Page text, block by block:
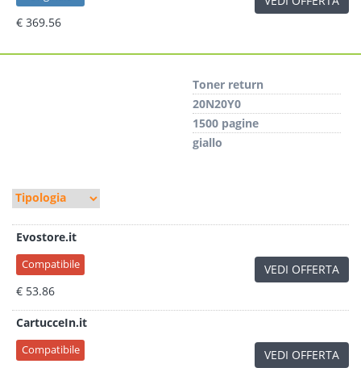
€ 369.56
Toner return
20N20Y0
1500 pagine
giallo
Evostore.it
Compatibile
€ 53.86
VEDI OFFERTA
CartucceIn.it
Compatibile VEDI OFFERTA